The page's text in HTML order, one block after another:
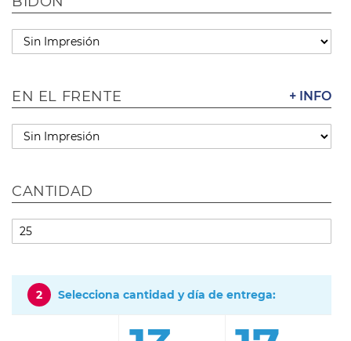
+ INFO
EN EL FRENTE
CANTIDAD
2 Selecciona cantidad y día de entrega: